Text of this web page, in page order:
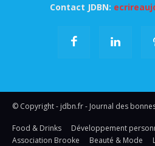
Contact JDBN:
© Copyright - jdbn.fr - Journal des
Food & Drinks
Développement
Association Brooke
Beauté & Mode